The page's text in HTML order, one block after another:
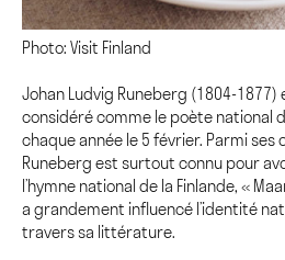
Photo: Visit Finland
Johan Ludvig Runeberg (1804-
considéré comme le poète national
chaque année le 5 février. Parmi
Runeberg est surtout connu pour
l’hymne national de la Finlande, «
a grandement influencé l’identité
travers sa littérature.